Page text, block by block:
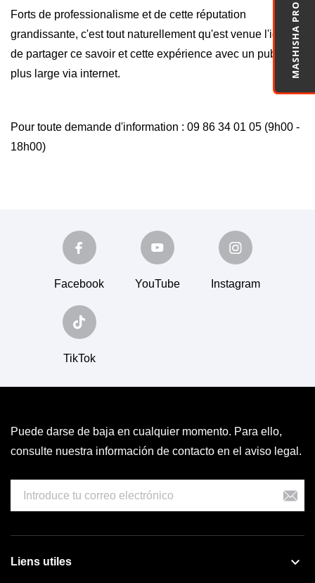
MASHISHA PRO
Forts de professionalisme et de cette réputation
grandissante, c'est tout naturellement qu'est venue l'idée
de partager ce savoir et cette expérience avec un public
plus large via internet.
Pour toute demande d'information : 09 86 34 01 05 (9h00 -
18h00)
Facebook YouTube Instagram
TikTok
Puede darse de baja en cualquier momento. Para ello,
consulte nuestra información de contacto en el aviso legal.
Liens utiles
